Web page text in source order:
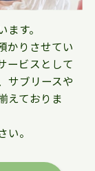
す。
かりさせてい
ービスとして
サブリースや
えておりま
。